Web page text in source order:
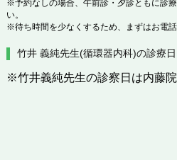
※予約なしの場合、午前診・夕診ともに診
い。
※待ち時間を少なくするため、まずはお電
竹井 義純先生(循環器内科)の診療日
※竹井義純先生の診察日は内藤院